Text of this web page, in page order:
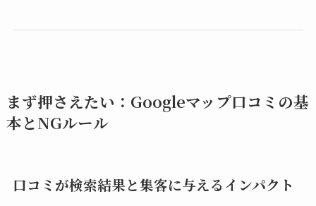
まず押さえたい：Googleマップ口コミの基
本とNGルール
口コミが検索結果と集客に与えるインパクト